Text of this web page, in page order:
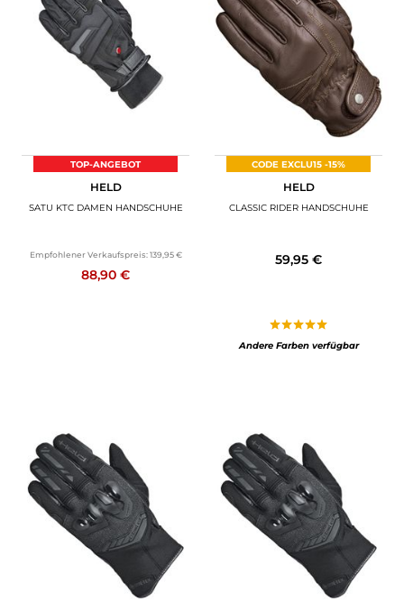
TOP-ANGEBOT
HELD
SATU KTC DAMEN HANDSCHUHE
Empfohlener Verkaufspreis: 139,95 €
88,90 €
CODE EXCLU15 -15%
HELD
CLASSIC RIDER HANDSCHUHE
59,95 €
Andere Farben verfügbar